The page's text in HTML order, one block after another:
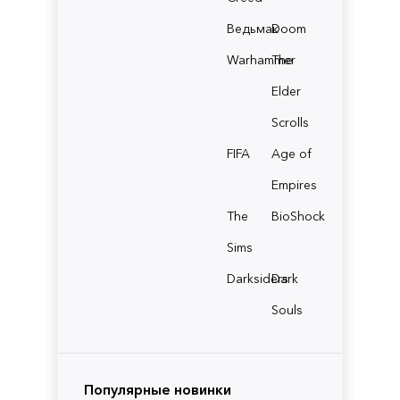
ВедьмакDoom
Warhammer
The
Elder
Scrolls
FIFA
Age of
Empires
The
Sims
BioShock
Darksiders
Dark
Souls
Популярные новинки